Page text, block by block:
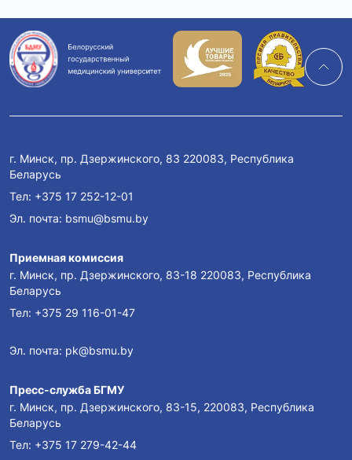
г. Минск, пр. Дзержинского, 83 220083, Республика
Беларусь
Тел: +375 17 252-12-01
Эл. почта: bsmu@bsmu.by
Приемная комиссия
г. Минск, пр. Дзержинского, 83-18 220083, Республика
Беларусь
Тел: +375 29 116-01-47
Эл. почта: pk@bsmu.by
Пресс-служба БГМУ
г. Минск, пр. Дзержинского, 83-15, 220083, Республика
Беларусь
Тел: +375 17 279-42-44